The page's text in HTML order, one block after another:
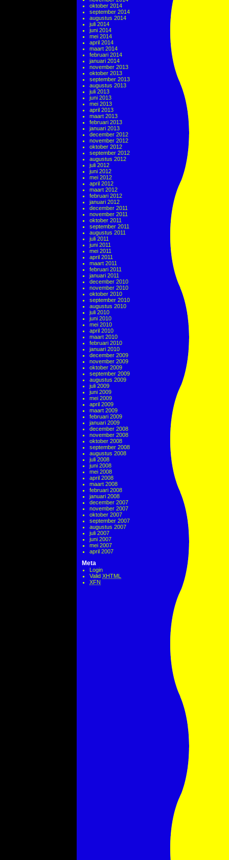
oktober 2014
september 2014
augustus 2014
juli 2014
juni 2014
mei 2014
april 2014
maart 2014
februari 2014
januari 2014
november 2013
oktober 2013
september 2013
augustus 2013
juli 2013
juni 2013
mei 2013
april 2013
maart 2013
februari 2013
januari 2013
december 2012
november 2012
oktober 2012
september 2012
augustus 2012
juli 2012
juni 2012
mei 2012
april 2012
maart 2012
februari 2012
januari 2012
december 2011
november 2011
oktober 2011
september 2011
augustus 2011
juli 2011
juni 2011
mei 2011
april 2011
maart 2011
februari 2011
januari 2011
december 2010
november 2010
oktober 2010
september 2010
augustus 2010
juli 2010
juni 2010
mei 2010
april 2010
maart 2010
februari 2010
januari 2010
december 2009
november 2009
oktober 2009
september 2009
augustus 2009
juli 2009
juni 2009
mei 2009
april 2009
maart 2009
februari 2009
januari 2009
december 2008
november 2008
oktober 2008
september 2008
augustus 2008
juli 2008
juni 2008
mei 2008
april 2008
maart 2008
februari 2008
januari 2008
december 2007
november 2007
oktober 2007
september 2007
augustus 2007
juli 2007
juni 2007
mei 2007
april 2007
Meta
Login
Valid XHTML
XFN